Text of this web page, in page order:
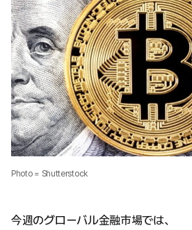
Photo = Shutterstock
今週のグローバル金融市場では、